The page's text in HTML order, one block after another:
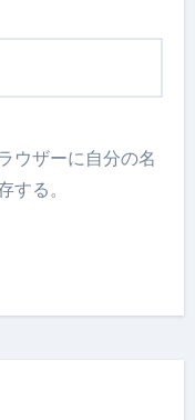
ウザーに自分の名
する。